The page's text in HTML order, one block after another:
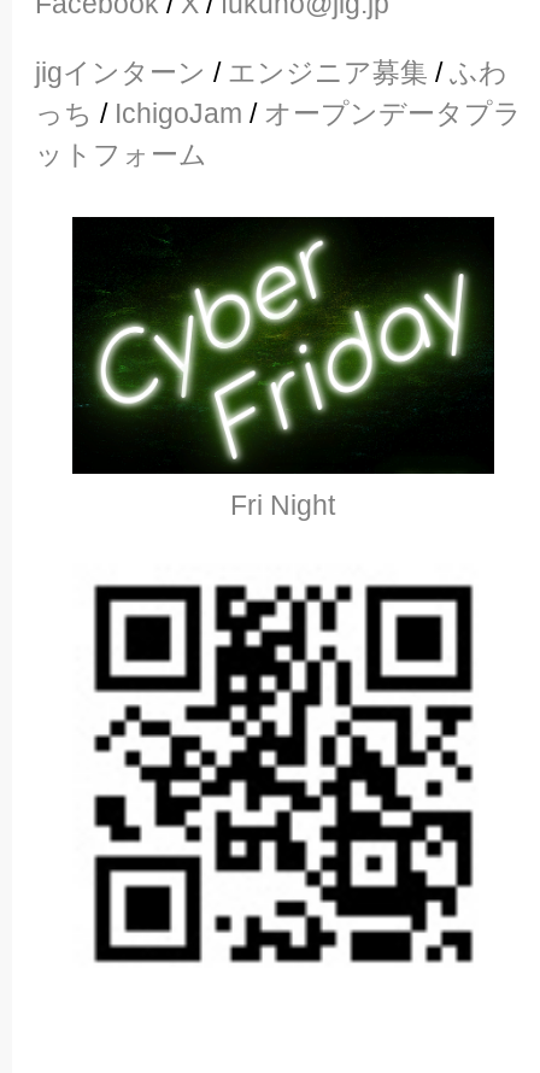
jigインターン / エンジニア募集 /ふわ
っち / IchigoJam / オープンデータプラ
ットフォーム
Fri Night